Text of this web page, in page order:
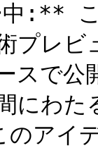
:** こ
プレ
スで
にわた
イデ